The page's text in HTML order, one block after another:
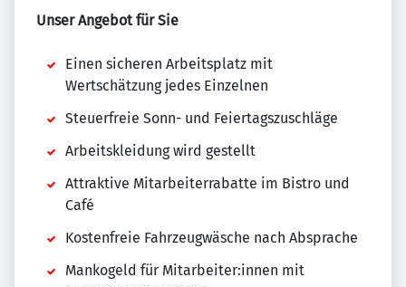
Unser Angebot für Sie
Einen sicheren Arbeitsplatz mit
Wertschätzung jedes Einzelnen
Steuerfreie Sonn- und Feiertagszuschläge
Arbeitskleidung wird gestellt
Attraktive Mitarbeiterrabatte im Bistro und
Café
Kostenfreie Fahrzeugwäsche nach Absprache
Mankogeld für Mitarbeiter:innen mit